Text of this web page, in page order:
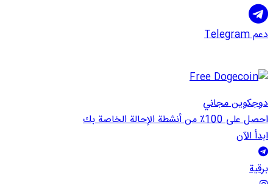
دعم Telegram
دوجكوين مجاني
احصل على 100٪ من أنشطة الإحالة الخاصة بك
ابدأ الآن
برقية